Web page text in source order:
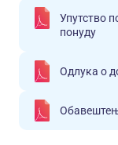
Упутство
понуду
Одлука о